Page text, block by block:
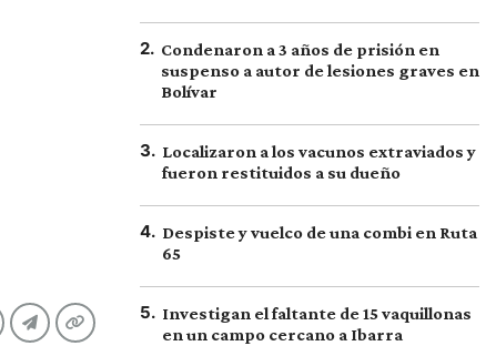
2. Condenaron a 3 años de prisión en
suspenso a autor de lesiones graves en
Bolívar
3. Localizaron a los vacunos extraviados y
fueron restituidos a su dueño
4. Despiste y vuelco de una combi en Ruta
65
5. Investigan el faltante de 15 vaquillonas
en un campo cercano a Ibarra